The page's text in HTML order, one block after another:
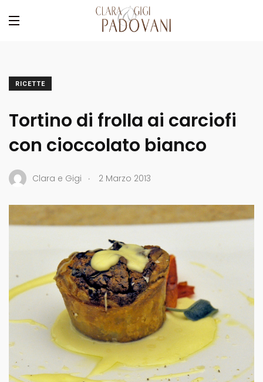
RICETTE
Tortino di frolla ai carciofi
con cioccolato bianco
Clara e Gigi . 2 Marzo 2013